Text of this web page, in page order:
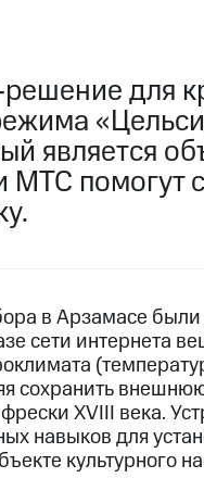
для
является
помогут
в Арзамасе
сети интернета
сохранить
XVIII века.
навыков для
культурного